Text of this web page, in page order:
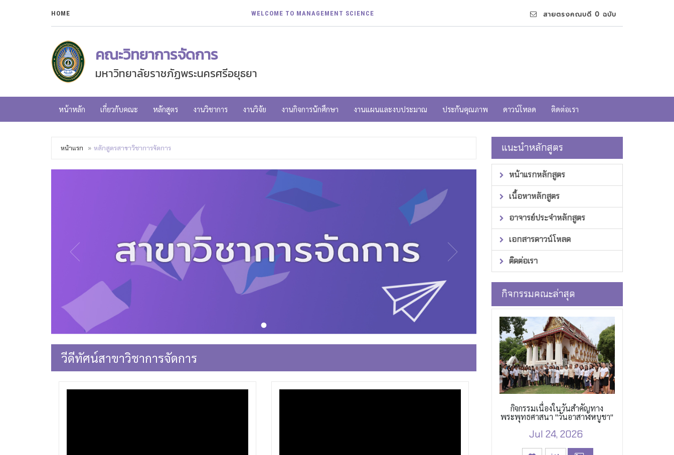
HOME WELCOME TO MANAGEMENT SCIENCE สายตรงคณบดี 0 ฉบับ
คณะวิทยาการจัดการ
มหาวิทยาลัยราชภัฏพระนครศรีอยุธยา
หน้าหลัก เกี่ยวกับคณะ หลักสูตร งานวิชาการ งานวิจัย งานกิจการนักศึกษา งานแผนและงบประมาณ ประกันคุณภาพ ดาวน์โหลด ติดต่อเรา
หน้าแรก หลักสูตรสาขาวิชาการจัดการ
วีดีทัศน์สาขาวิชาการจัดการ
แนะนำหลักสูตร
หน้าแรกหลักสูตร
เนื้อหาหลักสูตร
อาจารย์ประจำหลักสูตร
เอกสารดาวน์โหลด
ติดต่อเรา
กิจกรรมคณะล่าสุด
กิจกรรมเนื่องในวันสำคัญทาง
พระพุทธศาสนา "วันอาสาฬหบูชา"
Jul 24, 2026